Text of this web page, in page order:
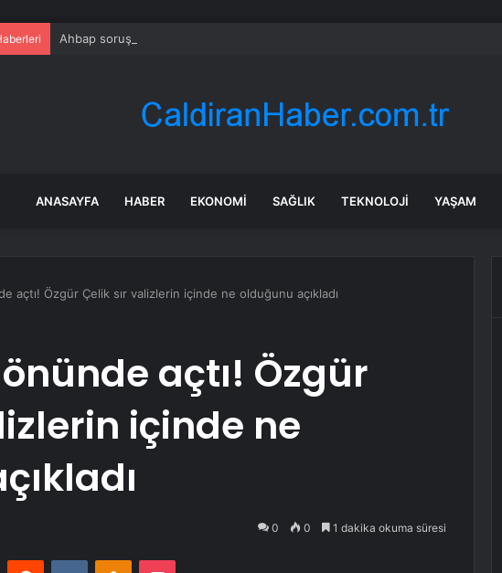
Ahbap soruşturmasında iş insanı Hüseyin Başaran’a tutuklama talebi
ANASAYFA HABER EKONOMI SAĞLIK TEKNOLOJI YAŞAM
açtı! Özgür Çelik sır valizlerin içinde ne olduğunu açıkladı
açtı! Özgür
içinde ne
0 0 1 dakika okuma süresi
PinterestReddit VKontakteOdnoklassniki
Pocket